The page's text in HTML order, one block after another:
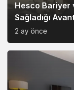
Hesco Bariyer
Sağladığı
2 ay önce